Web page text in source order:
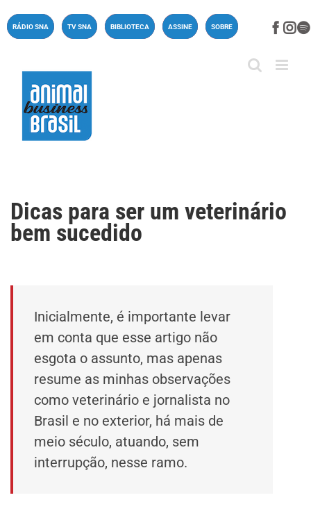
paraRÁDIO SNA TV SNA BIBLIOTECA ASSINE SOBRE
Dicas para ser um veterinário
bem sucedido
Inicialmente, é importante levar
em conta que esse artigo não
esgota o assunto, mas apenas
resume as minhas observações
como veterinário e jornalista no
Brasil e no exterior, há mais de
meio século, atuando, sem
interrupção, nesse ramo.